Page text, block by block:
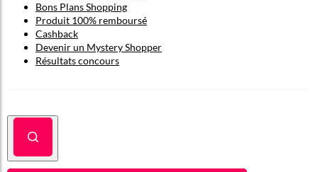
Bons Plans Shopping
Produit 100% remboursé
Cashback
Devenir un Mystery Shopper
Résultats concours